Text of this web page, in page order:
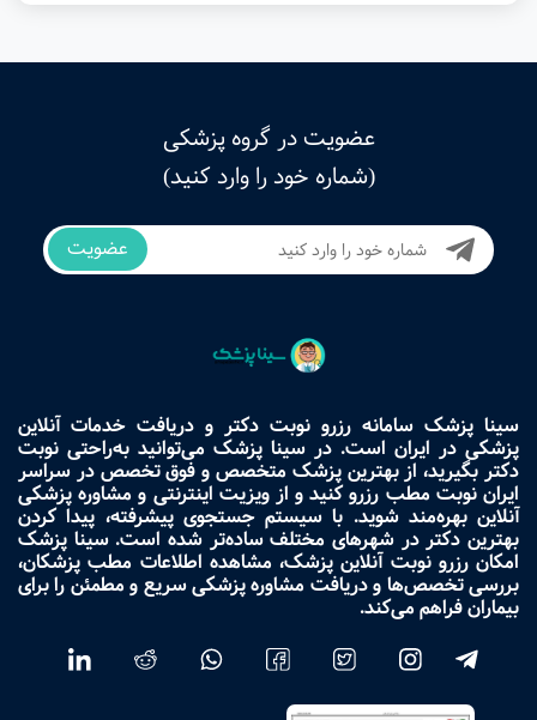
عضویت در گروه پزشکی
(شماره خود را وارد کنید)
عضویت
سینا پزشک سامانه رزرو نوبت دکتر و دریافت خدمات آنلاین
پزشکی در ایران است. در سینا پزشک می‌توانید به‌راحتی نوبت
دکتر بگیرید، از بهترین پزشک متخصص و فوق تخصص در سراسر
ایران نوبت مطب رزرو کنید و از ویزیت اینترنتی و مشاوره پزشکی
آنلاین بهره‌مند شوید. با سیستم جستجوی پیشرفته، پیدا کردن
بهترین دکتر در شهرهای مختلف ساده‌تر شده است. سینا پزشک
امکان رزرو نوبت آنلاین پزشک، مشاهده اطلاعات مطب پزشکان،
بررسی تخصص‌ها و دریافت مشاوره پزشکی سریع و مطمئن را برای
بیماران فراهم می‌کند.